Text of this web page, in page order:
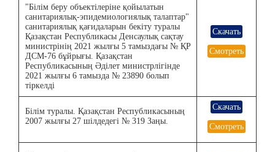
"Білім беру объектілеріне қойылатын
санитариялық-эпидемиологиялық талаптар"
санитариялық қағидаларын бекіту туралы
Қазақстан Республикасы Денсаулық сақтау
министрінің 2021 жылғы 5 тамыздағы № ҚР
ДСМ-76 бұйрығы. Қазақстан
Республикасының Әділет министрлігінде
2021 жылғы 6 тамызда № 23890 болып
тіркелді
Скачать
Смотреть
Білім туралы. Қазақстан Республикасының
2007 жылғы 27 шілдедегі № 319 Заңы.
Скачать
Смотреть